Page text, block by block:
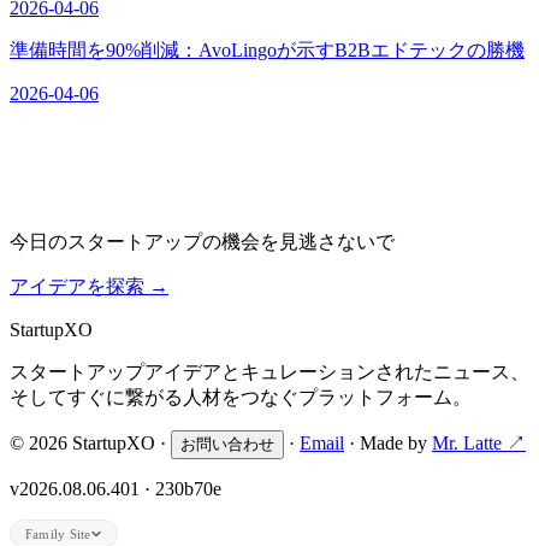
2026-04-06
準備時間を90%削減：AvoLingoが示すB2Bエドテックの勝機
2026-04-06
今日のスタートアップの機会を見逃さないで
アイデアを探索 →
StartupXO
スタートアップアイデアとキュレーションされたニュース、
そしてすぐに繋がる人材をつなぐプラットフォーム。
© 2026 StartupXO · お問い合わせ · Email · Made by Mr. Latte ↗
v2026.08.06.401 · 230b70e
Family Site